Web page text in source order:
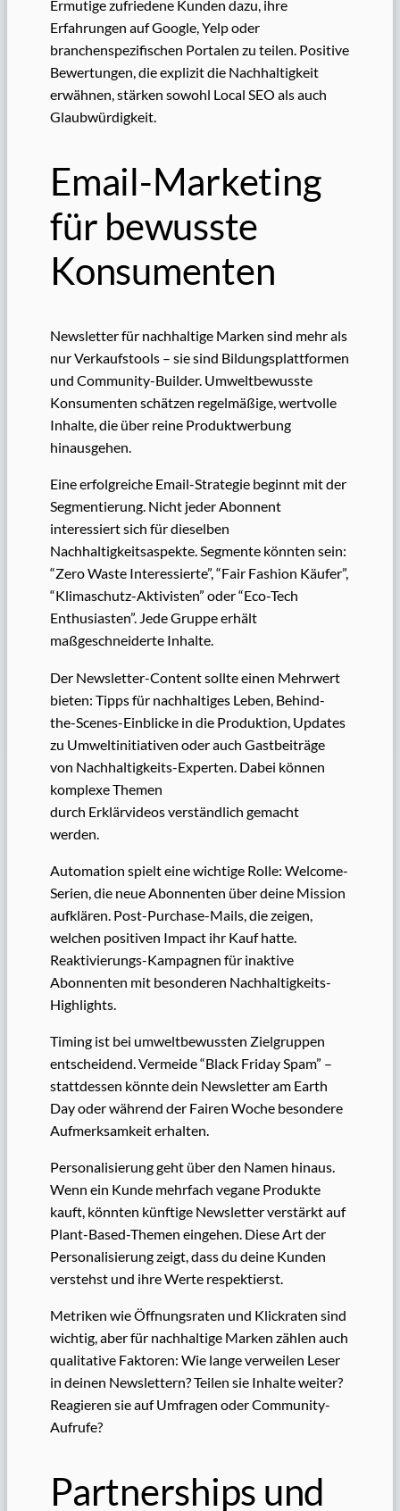
Ermutige zufriedene Kunden dazu, ihre
Erfahrungen auf Google, Yelp oder
branchenspezifischen Portalen zu teilen. Positive
Bewertungen, die explizit die Nachhaltigkeit
erwähnen, stärken sowohl Local SEO als auch
Glaubwürdigkeit.
Email-Marketing
für bewusste
Konsumenten
Newsletter für nachhaltige Marken sind mehr als
nur Verkaufstools – sie sind Bildungsplattformen
und Community-Builder. Umweltbewusste
Konsumenten schätzen regelmäßige, wertvolle
Inhalte, die über reine Produktwerbung
hinausgehen.
Eine erfolgreiche Email-Strategie beginnt mit der
Segmentierung. Nicht jeder Abonnent
interessiert sich für dieselben
Nachhaltigkeitsaspekte. Segmente könnten sein:
“Zero Waste Interessierte”, “Fair Fashion Käufer”,
“Klimaschutz-Aktivisten” oder “Eco-Tech
Enthusiasten”. Jede Gruppe erhält
maßgeschneiderte Inhalte.
Der Newsletter-Content sollte einen Mehrwert
bieten: Tipps für nachhaltiges Leben, Behind-
the-Scenes-Einblicke in die Produktion, Updates
zu Umweltinitiativen oder auch Gastbeiträge
von Nachhaltigkeits-Experten. Dabei können
komplexe Themen
durch Erklärvideos verständlich gemacht
werden.
Automation spielt eine wichtige Rolle: Welcome-
Serien, die neue Abonnenten über deine Mission
aufklären. Post-Purchase-Mails, die zeigen,
welchen positiven Impact ihr Kauf hatte.
Reaktivierungs-Kampagnen für inaktive
Abonnenten mit besonderen Nachhaltigkeits-
Highlights.
Timing ist bei umweltbewussten Zielgruppen
entscheidend. Vermeide “Black Friday Spam” –
stattdessen könnte dein Newsletter am Earth
Day oder während der Fairen Woche besondere
Aufmerksamkeit erhalten.
Personalisierung geht über den Namen hinaus.
Wenn ein Kunde mehrfach vegane Produkte
kauft, könnten künftige Newsletter verstärkt auf
Plant-Based-Themen eingehen. Diese Art der
Personalisierung zeigt, dass du deine Kunden
verstehst und ihre Werte respektierst.
Metriken wie Öffnungsraten und Klickraten sind
wichtig, aber für nachhaltige Marken zählen auch
qualitative Faktoren: Wie lange verweilen Leser
in deinen Newslettern? Teilen sie Inhalte weiter?
Reagieren sie auf Umfragen oder Community-
Aufrufe?
Partnerships und